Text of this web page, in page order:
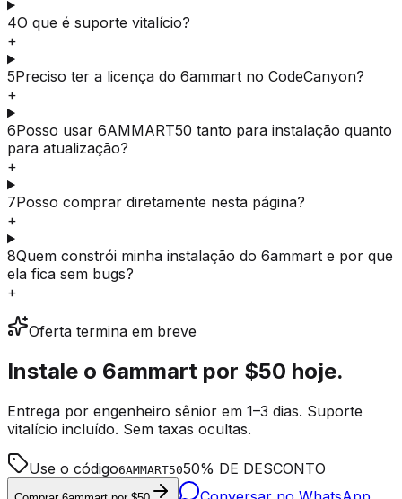
4O que é suporte vitalício?
+
5Preciso ter a licença do 6ammart no CodeCanyon?
+
6Posso usar 6AMMART50 tanto para instalação quanto
para atualização?
+
7Posso comprar diretamente nesta página?
+
8Quem constrói minha instalação do 6ammart e por que
ela fica sem bugs?
+
Oferta termina em breve
Instale o 6ammart por $50 hoje.
Entrega por engenheiro sênior em 1–3 dias. Suporte
vitalício incluído. Sem taxas ocultas.
Use o código6AMMART5050% DE DESCONTO